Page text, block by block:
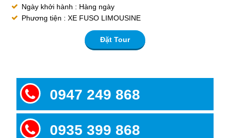
Ngày khởi hành : Hàng ngày
Phương tiện : XE FUSO LIMOUSINE
Đặt Tour
0947 249 868
0935 399 868